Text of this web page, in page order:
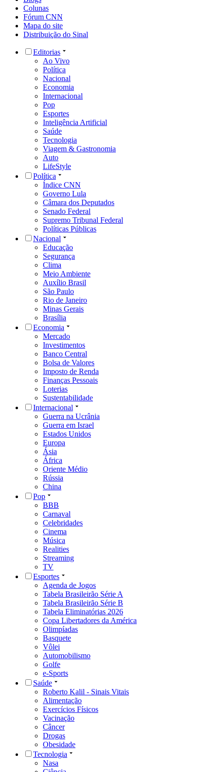
Colunas
Fórum CNN
Mapa do site
Distribuição do Sinal
Editorias
Ao Vivo
Política
Nacional
Economia
Internacional
Pop
Esportes
Inteligência Artificial
Saúde
Tecnologia
Viagem & Gastronomia
Auto
LifeStyle
Política
Índice CNN
Governo Lula
Câmara dos Deputados
Senado Federal
Supremo Tribunal Federal
Políticas Públicas
Nacional
Educação
Segurança
Clima
Meio Ambiente
Auxílio Brasil
São Paulo
Rio de Janeiro
Minas Gerais
Brasília
Economia
Mercado
Investimentos
Banco Central
Bolsa de Valores
Imposto de Renda
Finanças Pessoais
Loterias
Sustentabilidade
Internacional
Guerra na Ucrânia
Guerra em Israel
Estados Unidos
Europa
Ásia
África
Oriente Médio
Rússia
China
Pop
BBB
Carnaval
Celebridades
Cinema
Música
Realities
Streaming
TV
Esportes
Agenda de Jogos
Tabela Brasileirão Série A
Tabela Brasileirão Série B
Tabela Eliminatórias 2026
Copa Libertadores da América
Olimpíadas
Basquete
Vôlei
Automobilismo
Golfe
e-Sports
Saúde
Roberto Kalil - Sinais Vitais
Alimentação
Exercícios Físicos
Vacinação
Câncer
Drogas
Obesidade
Tecnologia
Nasa